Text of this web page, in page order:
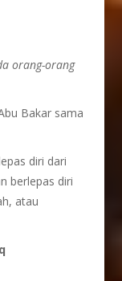
orang-orang
Bakar sama
diri dari
berlepas diri
atau